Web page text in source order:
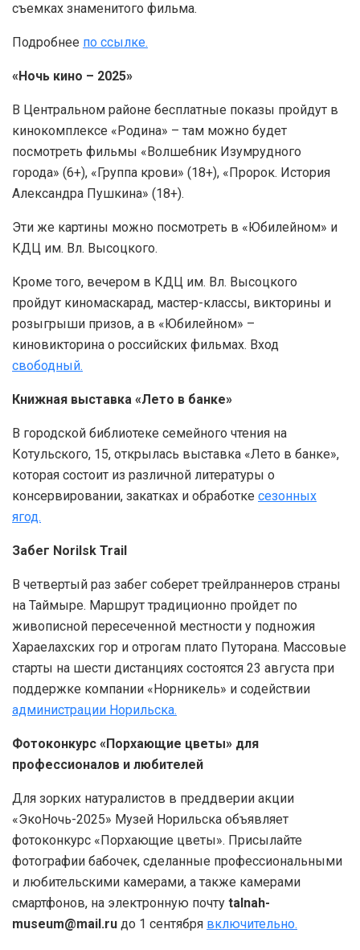
съемках знаменитого фильма.
Подробнее по ссылке.
«Ночь кино – 2025»
В Центральном районе бесплатные показы пройдут в
кинокомплексе «Родина» – там можно будет
посмотреть фильмы «Волшебник Изумрудного
города» (6+), «Группа крови» (18+), «Пророк. История
Александра Пушкина» (18+).
Эти же картины можно посмотреть в «Юбилейном» и
КДЦ им. Вл. Высоцкого.
Кроме того, вечером в КДЦ им. Вл. Высоцкого
пройдут киномаскарад, мастер-классы, викторины и
розыгрыши призов, а в «Юбилейном» –
киновикторина о российских фильмах. Вход
свободный.
Книжная выставка «Лето в банке»
В городской библиотеке семейного чтения на
Котульского, 15, открылась выставка «Лето в банке»,
которая состоит из различной литературы о
консервировании, закатках и обработке сезонных
ягод.
Забег Norilsk Trail
В четвертый раз забег соберет трейлраннеров страны
на Таймыре. Маршрут традиционно пройдет по
живописной пересеченной местности у подножия
Хараелахских гор и отрогам плато Путорана. Массовые
старты на шести дистанциях состоятся 23 августа при
поддержке компании «Норникель» и содействии
администрации Норильска.
Фотоконкурс «Порхающие цветы» для
профессионалов и любителей
Для зорких натуралистов в преддверии акции
«ЭкоНочь-2025» Музей Норильска объявляет
фотоконкурс «Порхающие цветы». Присылайте
фотографии бабочек, сделанные профессиональными
и любительскими камерами, а также камерами
смартфонов, на электронную почту talnah-
museum@mail.ru до 1 сентября включительно.